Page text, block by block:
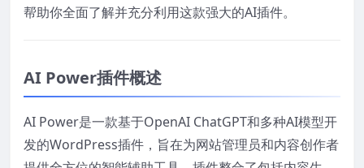
帮助你全面了解并充分利用这款强大的AI插件。
AI Power插件概述
AI Power是一款基于OpenAI ChatGPT和多种AI模型开
发的WordPress插件，旨在为网站管理员和内容创作者